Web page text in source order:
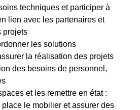
techniques et participer à
lien avec les partenaires et
projets
les solutions
la réalisation des projets
des besoins de personnel,
et les remettre en état :
place le mobilier et assurer des